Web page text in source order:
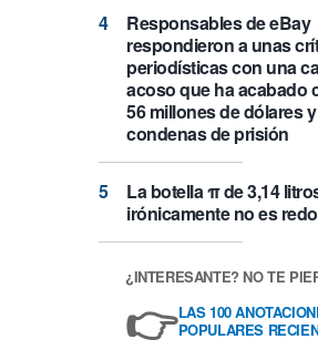
Responsables de eBay
respondieron a unas
periodísticas con una
acoso que ha acabado
56 millones de dólares
condenas de prisión
La botella π de 3,14
irónicamente no es
¿INTERESANTE? NO TE
👉LAS 100
POPULARES